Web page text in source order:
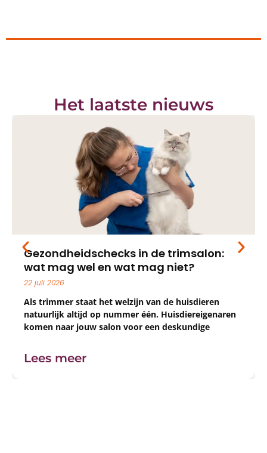
Het laatste nieuws
Gezondheidschecks in de trimsalon:
wat mag wel en wat mag niet?
22 juli 2026
Als trimmer staat het welzijn van de huisdieren
natuurlijk altijd op nummer één. Huisdiereigenaren
komen naar jouw salon voor een deskundige
extra zorg voor hun huisdier. Het aanbieden van een
gezondheidscheck of een ‘gratis controle’ tijdens de
Lees meer